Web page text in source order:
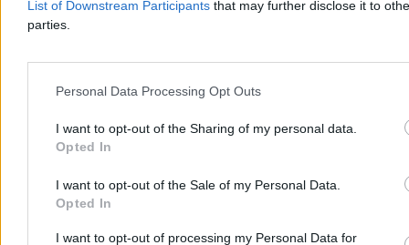
List of Downstream Participants that may further disclose it to
parties.
Personal Data Processing Opt Outs
I want to opt-out of the Sharing of my personal data.
Opted In
I want to opt-out of the Sale of my Personal Data.
Opted In
I want to opt-out of processing my Personal Data for
wolność słowa i prawdę
10:09
Zełenski pozbawiony polskiego orderu. Szef jego biura
Brazylia z pewnym zwycięstwem. Pierwsza drużyna bez
szans na awans
samochód ambasady Niemiec. Myślałem, że to żart
Burze, deszcz i upały. IMGW wydał ostrzeżenia
sojuszników”